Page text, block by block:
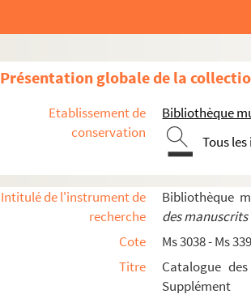
Présentation globale de la
Etablissement de
conservation
Bibliothèque
Tous
Intitulé de l'instrument de
recherche
Bibliothèque
des
Cote
Ms 3038 - Ms
Titre
Catalogue
Supplément
Ms 3047. Recueil de pièces manuscrites
Ms 3048. Documents sur les De Monti de Rezé
Ms 3049. Feuillets en chinois
Ms 3050-3067. Fonds Séché
Ms 3050 - 3054. Écrits d'Alphonse Séché
Ms 3055/1. Société "Le beurre blanc",
Ms 3055/2. Le théâtre aux armées,
Ms 3055/3. Société des orateurs et
Ms 3055/4. Dossier rassemblé par
Ms 3055/5. Hommages à Alphonse